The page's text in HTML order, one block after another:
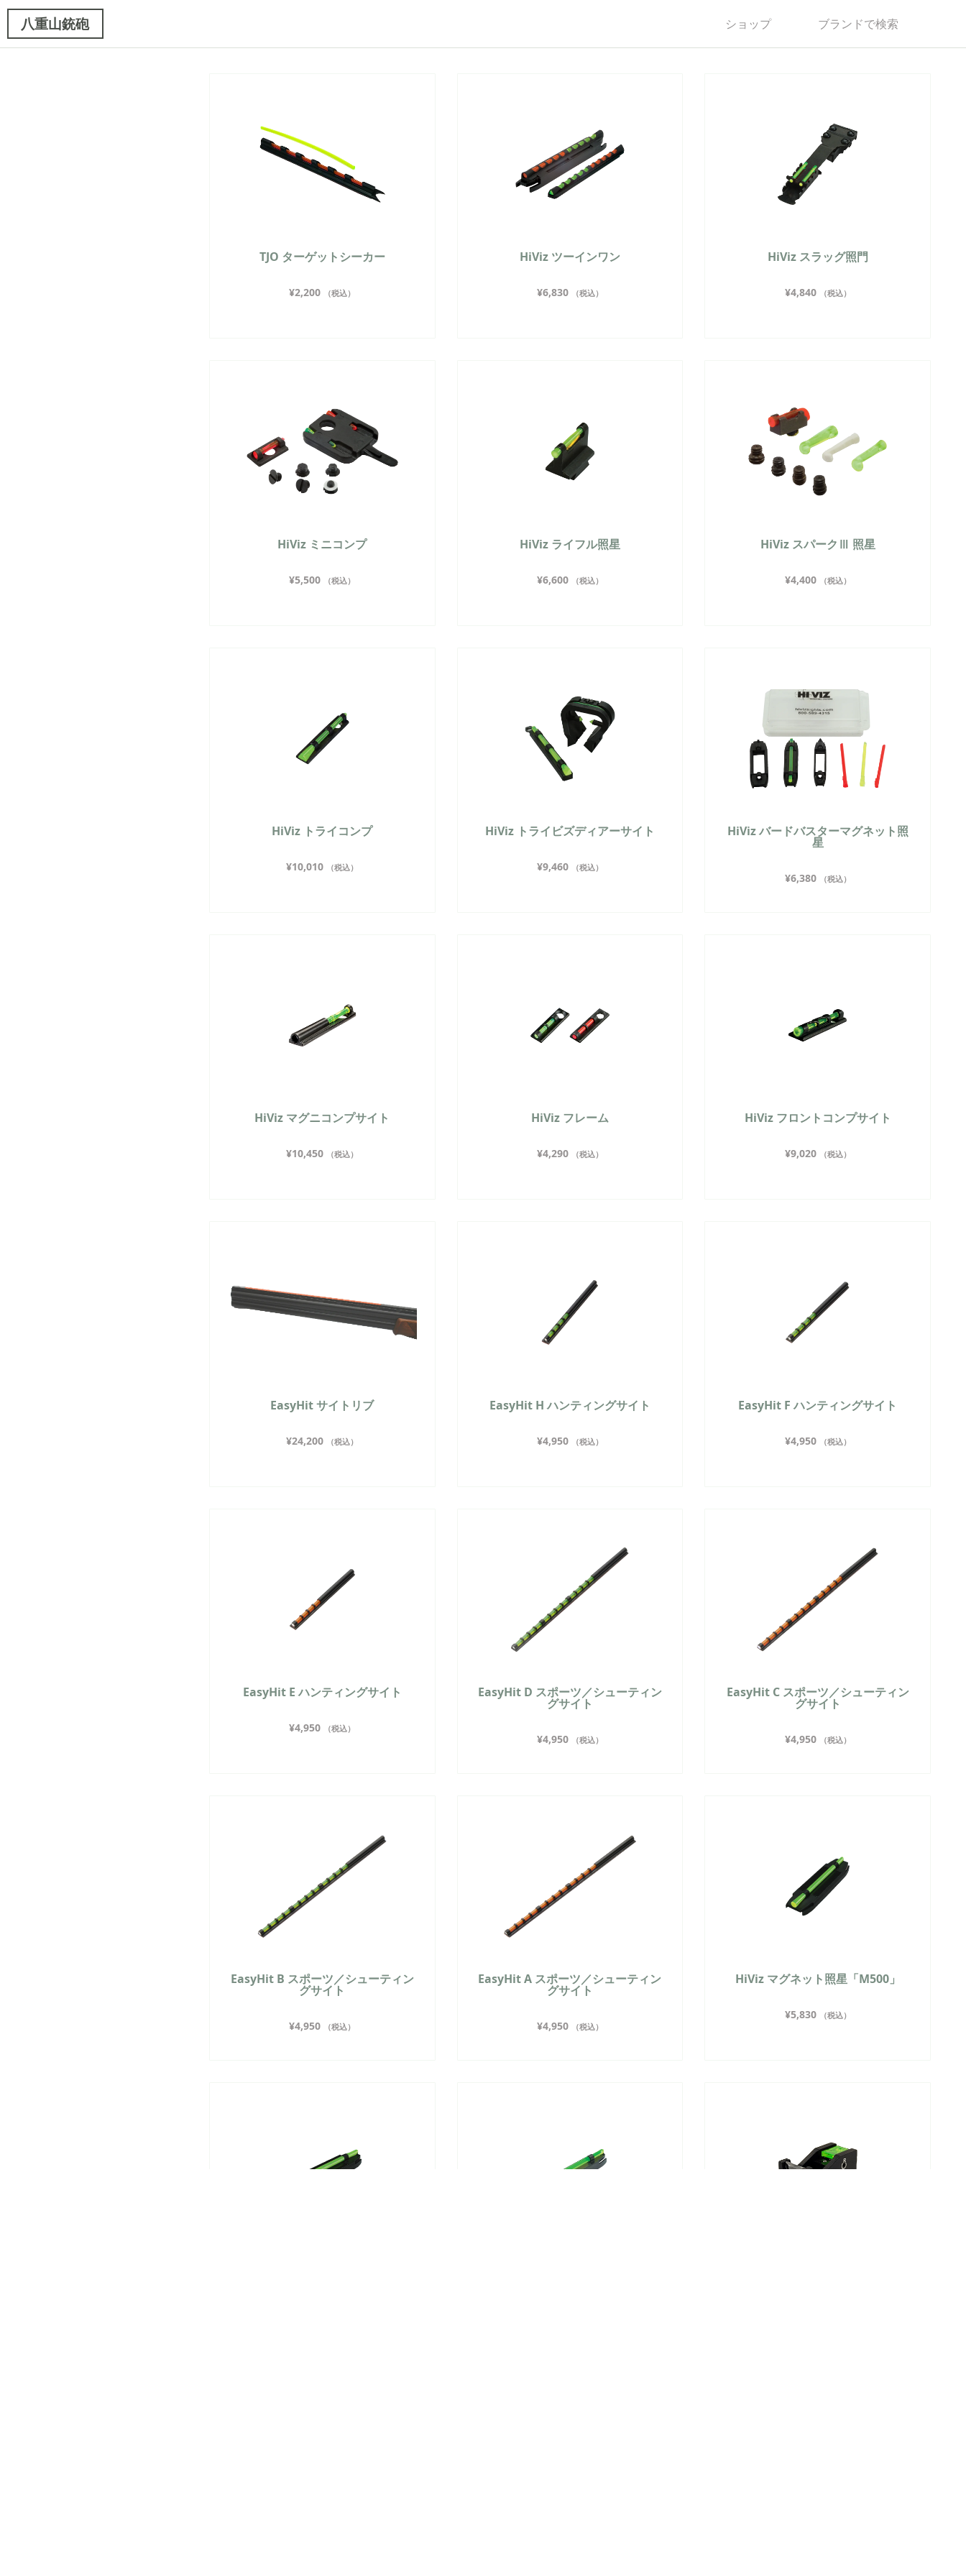
八重山銃砲 ショップ ブランドで検索
TJO ターゲットシーカー
¥2,200 （税込）
HiViz ツーインワン
¥6,830 （税込）
HiViz スラッグ照門
¥4,840 （税込）
HiViz ミニコンプ
¥5,500 （税込）
HiViz ライフル照星
¥6,600 （税込）
HiViz スパークⅢ 照星
¥4,400 （税込）
HiViz トライコンプ
¥10,010 （税込）
HiViz トライビズディアーサイト
¥9,460 （税込）
HiViz バードバスターマグネット照
星
¥6,380 （税込）
HiViz マグニコンプサイト
¥10,450 （税込）
HiViz フレーム
¥4,290 （税込）
HiViz フロントコンプサイト
¥9,020 （税込）
EasyHit サイトリブ
¥24,200 （税込）
EasyHit H ハンティングサイト
¥4,950 （税込）
EasyHit F ハンティングサイト
¥4,950 （税込）
EasyHit E ハンティングサイト
¥4,950 （税込）
EasyHit D スポーツ／シューティン
グサイト
¥4,950 （税込）
EasyHit C スポーツ／シューティン
グサイト
¥4,950 （税込）
EasyHit B スポーツ／シューティン
グサイト
¥4,950 （税込）
EasyHit A スポーツ／シューティン
グサイト
¥4,950 （税込）
HiViz マグネット照星「M500」
¥5,830 （税込）